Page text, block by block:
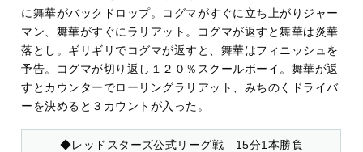
に舞華がバックドロップ。コグマがすぐに立ち上がりジャー
マン、舞華がすぐにラリアット。コグマが返すと舞華は炎華
落とし。ギリギリでコグマが返すと、舞華はフィニッシュを
予告。コグマが切り返し１２０％スクールボーイ。舞華が返
すとカウンターでローリングラリアット、みちのくドライバ
ーを決めると３カウントが入った。
◆レッドスターズ公式リーグ戦 15分1本勝負